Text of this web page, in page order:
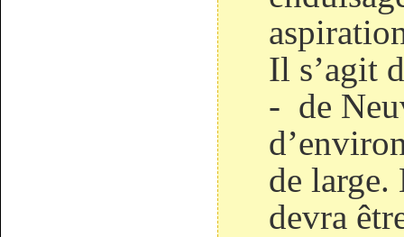
Il s’agit
- de
de large.
devra